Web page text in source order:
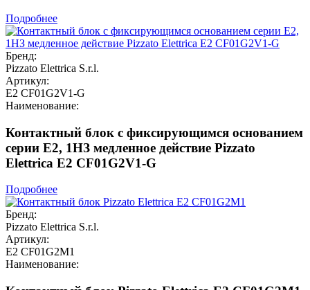
Подробнее
Бренд:
Pizzato Elettrica S.r.l.
Артикул:
E2 CF01G2V1-G
Наименование:
Контактный блок с фиксирующимся основанием
серии E2, 1НЗ медленное действие Pizzato
Elettrica E2 CF01G2V1-G
Подробнее
Бренд:
Pizzato Elettrica S.r.l.
Артикул:
E2 CF01G2M1
Наименование: